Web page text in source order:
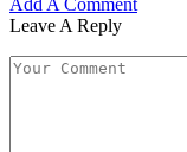
Add A Comment
Leave A Reply